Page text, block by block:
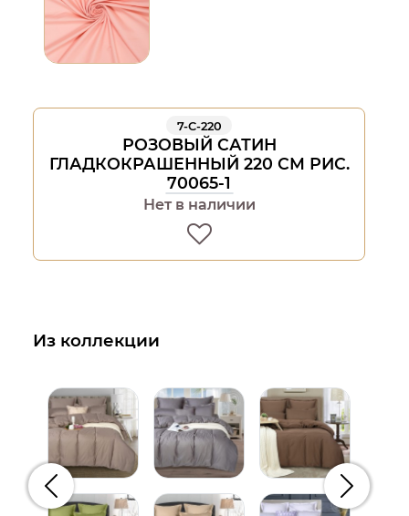
7-С-220
РОЗОВЫЙ САТИН
ГЛАДКОКРАШЕННЫЙ 220 СМ РИС.
70065-1
Нет в наличии
Из коллекции
Предыдущий